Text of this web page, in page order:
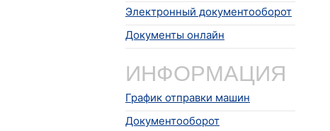
Электронный документооборот
Документы онлайн
ИНФОРМАЦИЯ
График отправки машин
Документооборот